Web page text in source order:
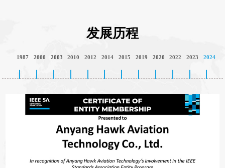
发展历程
1987 2000 2003 2010 2012 2014 2015 2019 2020 2022 2023 2024